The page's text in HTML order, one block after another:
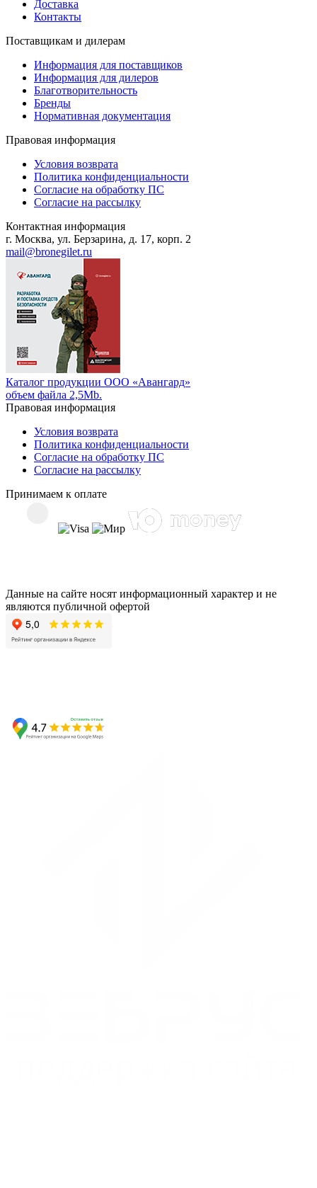
Доставка
Контакты
Поставщикам и дилерам
Информация для поставщиков
Информация для дилеров
Благотворительность
Бренды
Нормативная документация
Правовая информация
Условия возврата
Политика конфиденциальности
Согласие на обработку ПС
Согласие на рассылку
Контактная информация
г. Москва, ул. Берзарина, д. 17, корп. 2
mail@bronegilet.ru
Каталог продукции ООО «Авангард»
объем файла 2,5Mb.
Правовая информация
Условия возврата
Политика конфиденциальности
Согласие на обработку ПС
Согласие на рассылку
Принимаем к оплате
Данные на сайте носят информационный характер и не
являются публичной офертой